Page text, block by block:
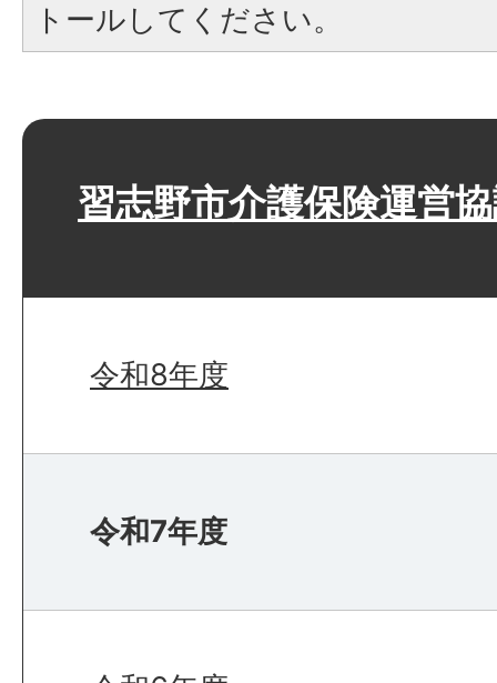
トールしてください。
習志野市介護保険運営
令和8年度
令和7年度